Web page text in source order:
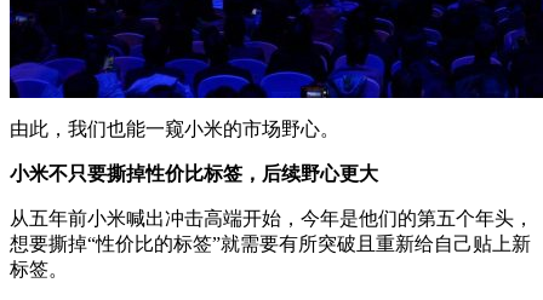
由此，我们也能一窥小米的市场野心。
小米不只要撕掉性价比标签，后续野心更大
从五年前小米喊出冲击高端开始，今年是他们的第五个年头，
想要撕掉“性价比的标签”就需要有所突破且重新给自己贴上新
标签。